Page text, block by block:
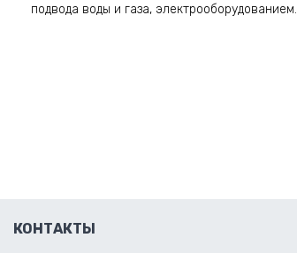
подвода воды и газа, электрооборудованием.
КОНТАКТЫ